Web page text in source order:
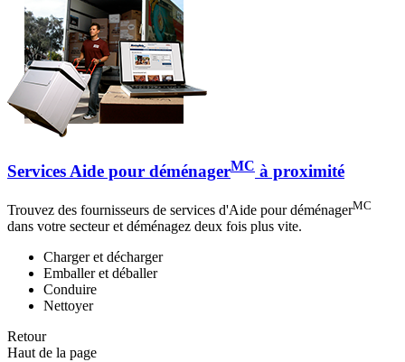
Services Aide pour déménagerMC à proximité
Trouvez des fournisseurs de services d'Aide pour déménagerMC
dans votre secteur et déménagez deux fois plus vite.
Charger et décharger
Emballer et déballer
Conduire
Nettoyer
Retour
Haut de la page